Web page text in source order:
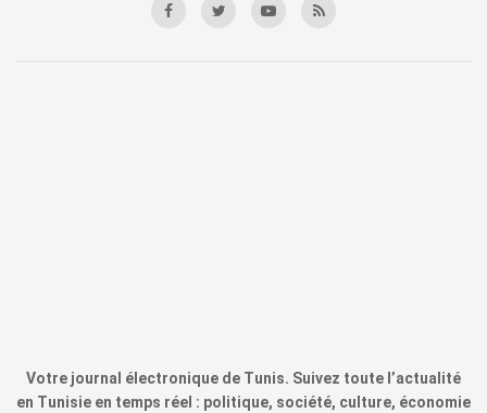
Votre journal électronique de Tunis. Suivez toute l’actualité
en Tunisie en temps réel : politique, société, culture, économie